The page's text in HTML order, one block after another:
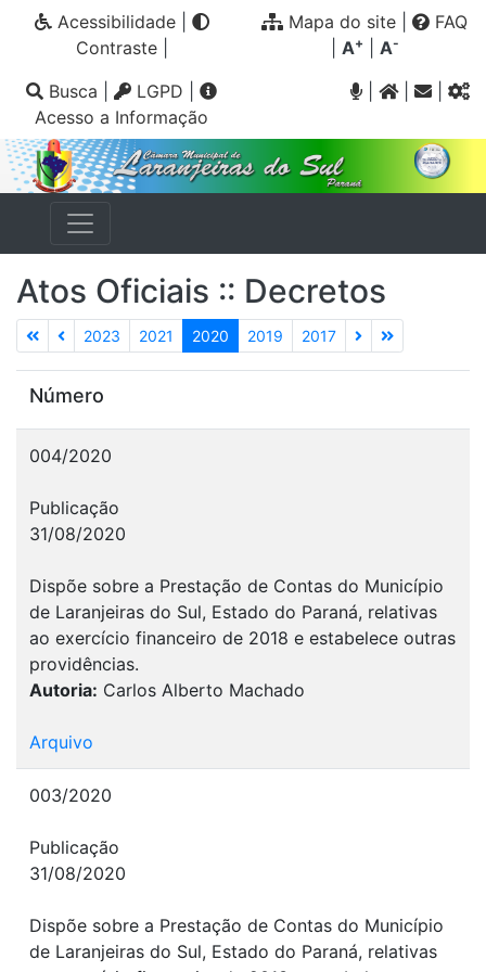
Acessibilidade|
Contraste|
Mapa do site
FAQ
A+ A-
Busca LGPD
Acesso a Informação
|
Atos Oficiais :: Decretos
2023 2021 2020 2019 2017
Número
004/2020
Publicação
31/08/2020
Dispõe sobre a Prestação de Contas do Município
de Laranjeiras do Sul, Estado do Paraná, relativas
ao exercício financeiro de 2018 e estabelece outras
providências.
Autoria: Carlos Alberto Machado
Arquivo
003/2020
Publicação
31/08/2020
Dispõe sobre a Prestação de Contas do Município
de Laranjeiras do Sul, Estado do Paraná, relativas